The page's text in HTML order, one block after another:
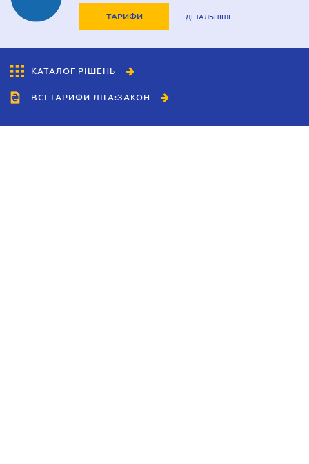
ТАРИФИ ДЕТАЛЬНІШЕ
КАТАЛОГ РІШЕНЬ
ВСІ ТАРИФИ ЛІГА:ЗАКОН